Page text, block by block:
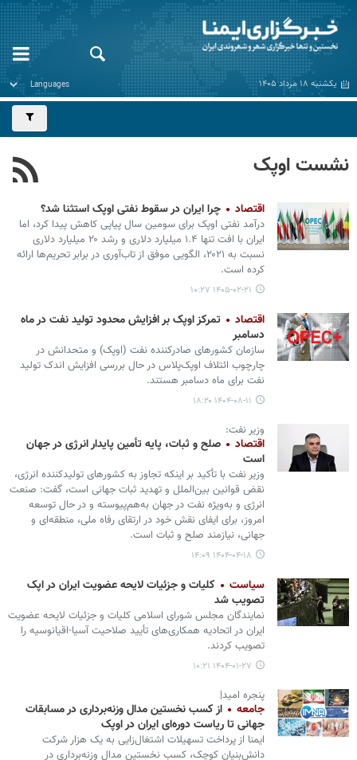
یکشنبه ۱۸ مرداد ۱۴۰۵
نشست اوپک
اقتصاد چرا ایران در سقوط نفتی اوپک استثنا شد؟
درآمد نفتی اوپک برای سومین سال پیاپی کاهش پیدا کرد، اما
ایران با افت تنها ۱.۴ میلیارد دلاری و رشد ۲۰ میلیارد دلاری
نسبت به ۲۰۲۱، الگویی موفق از تاب‌آوری در برابر تحریم‌ها ارائه
کرده است.
۱۴۰۵-۰۲-۲۱ ۱۰:۲۷
اقتصاد
تمرکز اوپک بر افزایش محدود تولید نفت در ماه
دسامبر
سازمان کشورهای صادرکننده نفت (اوپک) و متحدانش در
چارچوب ائتلاف اوپک‌پلاس در حال بررسی افزایش اندک تولید
نفت برای ماه دسامبر هستند.
۱۴۰۴-۰۸-۱۱ ۱۸:۲۰
وزیر نفت:
اقتصاد
صلح و ثبات، پایه تأمین پایدار انرژی در جهان
است
وزیر نفت با تأکید بر اینکه تجاوز به کشورهای تولیدکننده انرژی،
نقض قوانین بین‌الملل و تهدید ثبات جهانی است، گفت: صنعت
انرژی و به‌ویژه نفت در جهان به‌هم‌پیوسته و در حال توسعه
امروز، برای ایفای نقش خود در ارتقای رفاه ملی، منطقه‌ای و
جهانی، نیازمند صلح و ثبات است.
۱۴۰۴-۰۴-۱۸ ۱۴:۰۹
سیاست
کلیات و جزئیات لایحه عضویت ایران در اپک
تصویب شد
نمایندگان مجلس شورای اسلامی کلیات و جزئیات لایحه عضویت
ایران در اتحادیه همکاری‌های تأیید صلاحیت آسیا-اقیانوسیه را
تصویب کردند.
۱۴۰۴-۰۱-۲۷ ۱۰:۲۱
پنجره امید|
جامعه
از کسب نخستین مدال وزنه‌برداری در مسابقات
جهانی تا ریاست دوره‌ای ایران در اوپک
ایمنا از پرداخت تسهیلات اشتغال‌زایی به یک هزار شرکت
دانش‌بنیان کوچک، کسب نخستین مدال وزنه‌برداری در